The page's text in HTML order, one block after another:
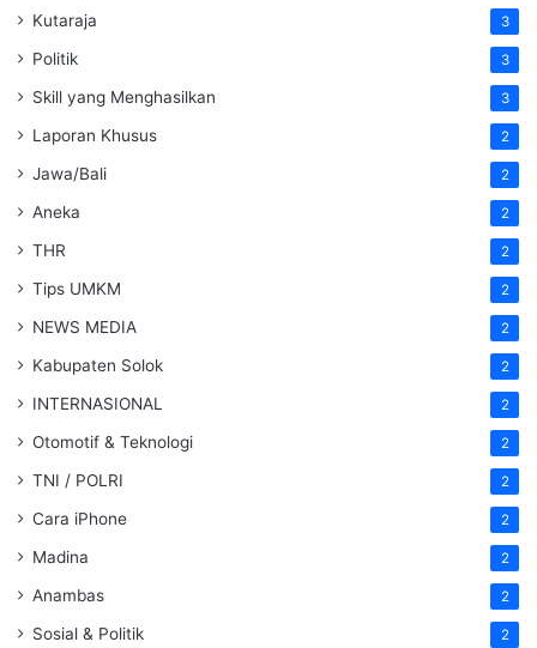
Kutaraja 3
Politik 3
Skill yang Menghasilkan 3
Laporan Khusus 2
Jawa/Bali 2
Aneka 2
THR 2
Tips UMKM 2
NEWS MEDIA 2
Kabupaten Solok 2
INTERNASIONAL 2
Otomotif & Teknologi 2
TNI / POLRI 2
Cara iPhone 2
Madina 2
Anambas 2
Sosial & Politik 2